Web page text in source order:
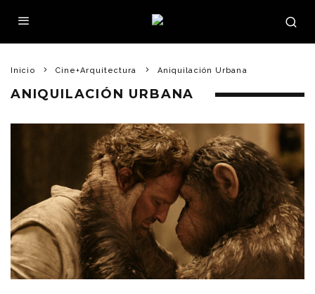
Inicio Cine+Arquitectura Aniquilación Urbana
ANIQUILACIÓN URBANA